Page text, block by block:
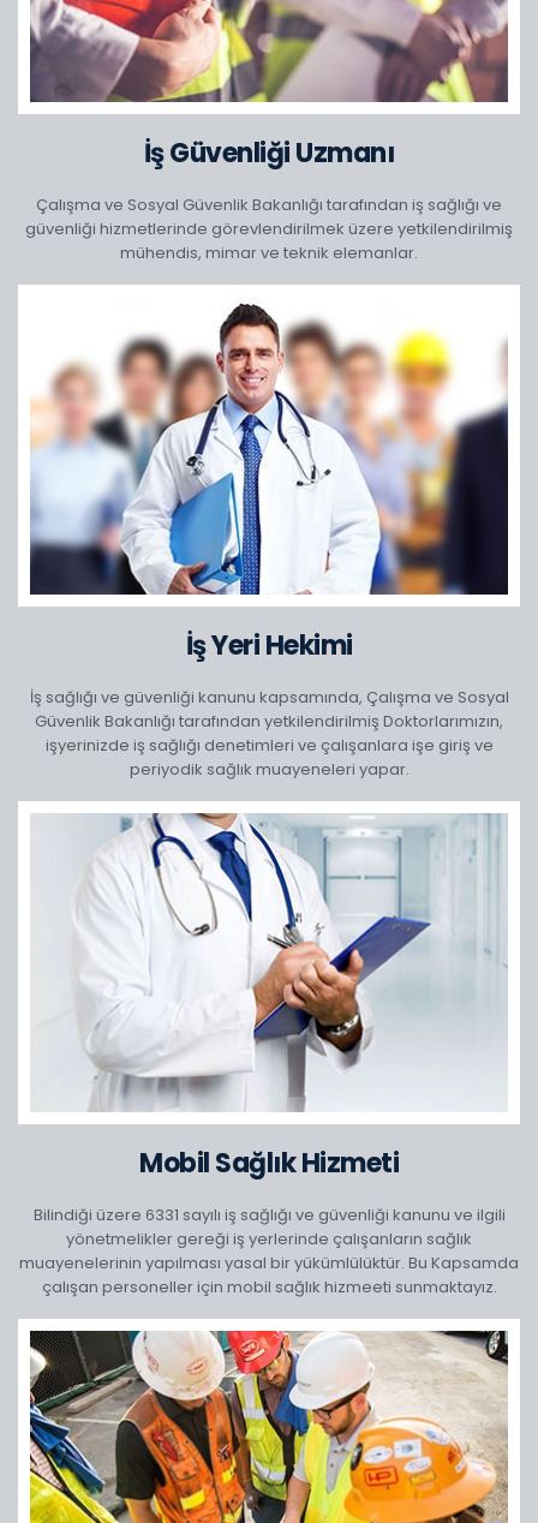
İş Güvenliği Uzmanı
Çalışma ve Sosyal Güvenlik Bakanlığı tarafından iş sağlığı ve
güvenliği hizmetlerinde görevlendirilmek üzere yetkilendirilmiş
mühendis, mimar ve teknik elemanlar.
İş Yeri Hekimi
İş sağlığı ve güvenliği kanunu kapsamında, Çalışma ve Sosyal
Güvenlik Bakanlığı tarafından yetkilendirilmiş Doktorlarımızın,
işyerinizde iş sağlığı denetimleri ve çalışanlara işe giriş ve
periyodik sağlık muayeneleri yapar.
Mobil Sağlık Hizmeti
Bilindiği üzere 6331 sayılı iş sağlığı ve güvenliği kanunu ve ilgili
yönetmelikler gereği iş yerlerinde çalışanların sağlık
muayenelerinin yapılması yasal bir yükümlülüktür. Bu Kapsamda
çalışan personeller için mobil sağlık hizmeeti sunmaktayız.